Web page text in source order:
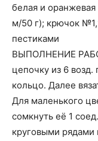
белая и
м/50 г); крючок
пестиками
ВЫПОЛНЕНИЕ
цепочку из 6 возд.
кольцо. Далее
Для маленького
сомкнуть её 1
круговыми рядами